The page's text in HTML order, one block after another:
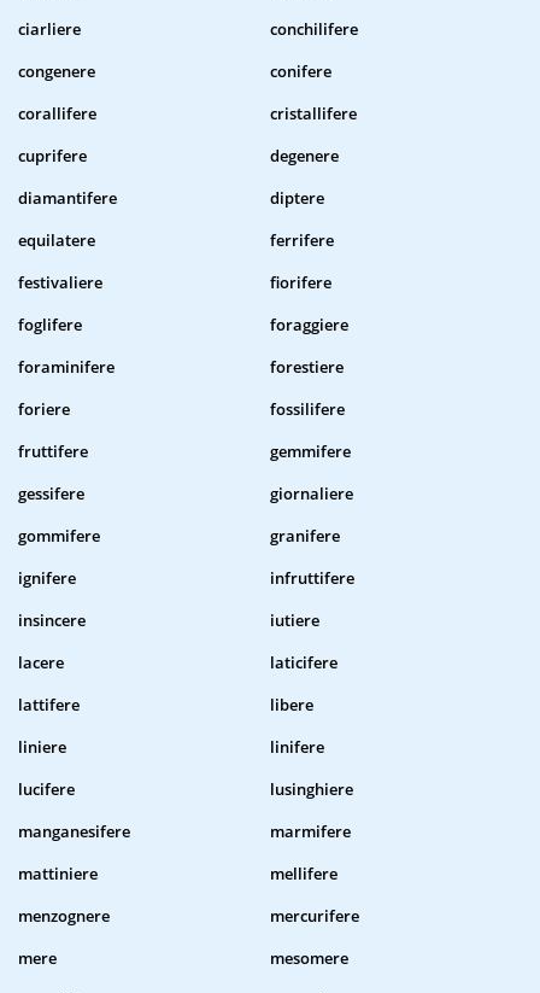
ciarliere
conchilifere
congenere
conifere
corallifere
cristallifere
cuprifere
degenere
diamantifere
diptere
equilatere
ferrifere
festivaliere
fiorifere
foglifere
foraggiere
foraminifere
forestiere
foriere
fossilifere
fruttifere
gemmifere
gessifere
giornaliere
gommifere
granifere
ignifere
infruttifere
insincere
iutiere
lacere
laticifere
lattifere
libere
liniere
linifere
lucifere
lusinghiere
manganesifere
marmifere
mattiniere
mellifere
menzognere
mercurifere
mere
mesomere